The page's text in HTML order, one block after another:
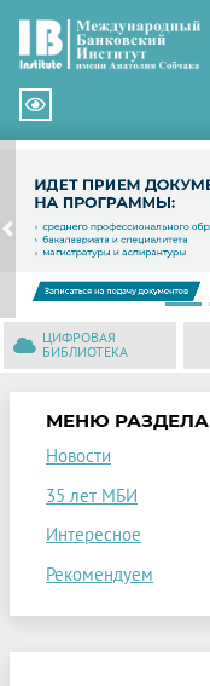
Previous
ЦИФРОВАЯ
БИБЛИОТЕКА
МЕНЮ РАЗДЕЛА
Новости
35 лет МБИ
Интересное
Рекомендуем